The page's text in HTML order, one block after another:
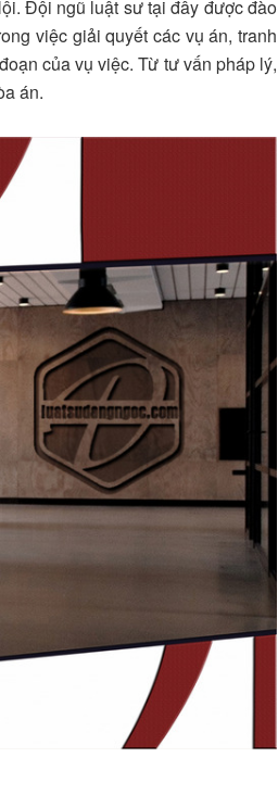
Đội ngũ luật sư tại đây được đào
việc giải quyết các vụ án, tranh
của vụ việc. Từ tư vấn pháp lý,
án.